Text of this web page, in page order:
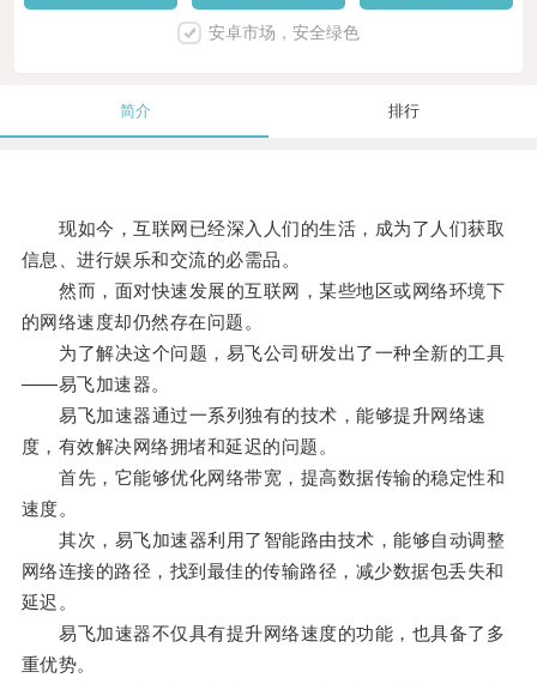
安卓市场，安全绿色
简介 排行
现如今，互联网已经深入人们的生活，成为了人们获取
信息、进行娱乐和交流的必需品。
然而，面对快速发展的互联网，某些地区或网络环境下
的网络速度却仍然存在问题。
为了解决这个问题，易飞公司研发出了一种全新的工具
——易飞加速器。
易飞加速器通过一系列独有的技术，能够提升网络速
度，有效解决网络拥堵和延迟的问题。
首先，它能够优化网络带宽，提高数据传输的稳定性和
速度。
其次，易飞加速器利用了智能路由技术，能够自动调整
网络连接的路径，找到最佳的传输路径，减少数据包丢失和
延迟。
易飞加速器不仅具有提升网络速度的功能，也具备了多
重优势。